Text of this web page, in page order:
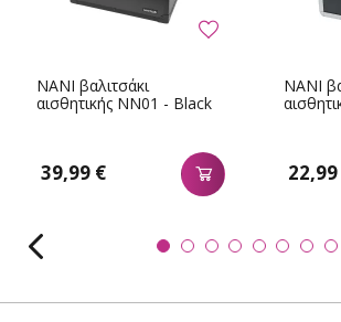
NANI βαλιτσάκι
αισθητικής NN01 - Black
39,99 €
NANI